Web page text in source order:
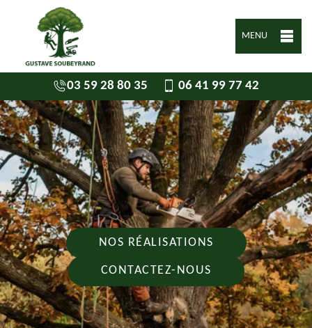
MENU
03 59 28 80 35 06 41 99 77 42
NOS RÉALISATIONS
CONTACTEZ-NOUS